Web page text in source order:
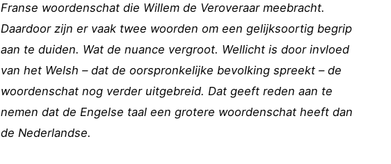
Franse woordenschat die Willem de Veroveraar meebracht.
Daardoor zijn er vaak twee woorden om een gelijksoortig begrip
aan te duiden. Wat de nuance vergroot. Wellicht is door invloed
van het Welsh – dat de oorspronkelijke bevolking spreekt – de
woordenschat nog verder uitgebreid. Dat geeft reden aan te
nemen dat de Engelse taal een grotere woordenschat heeft dan
de Nederlandse.